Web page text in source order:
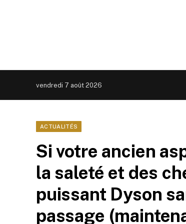
vendredi 7 août 2026
ACTUALITÉS
Si votre ancien
la saleté et des
puissant Dyson
passage